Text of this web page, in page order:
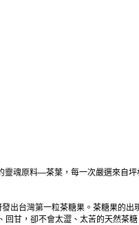
魂原料—茶葉，每一次嚴選來自
台灣第一粒茶糖果。茶糖果的
甘，卻不會太澀、太苦的天然茶糖